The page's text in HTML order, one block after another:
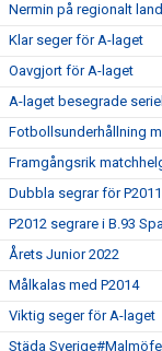
Nermin på regionalt
Klar seger för A-laget
Oavgjort för A-laget
A-laget besegrade
Fotbollsunderhållning
Framgångsrik
Dubbla segrar för P2011
P2012 segrare i B.93
Årets Junior 2022
Målkalas med P2014
Viktig seger för A-laget
Städa